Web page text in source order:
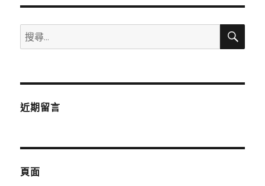
搜
尋
鍵
搜
近期留言
頁面